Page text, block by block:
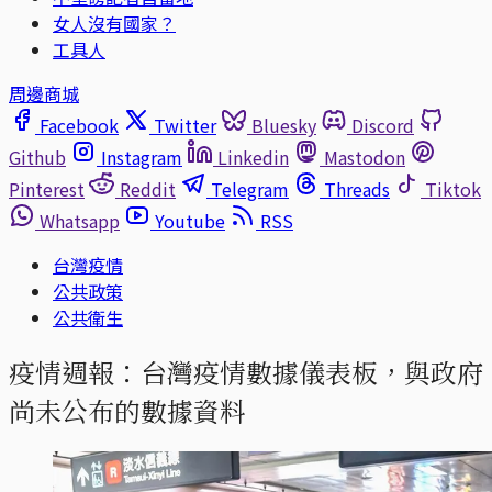
女人沒有國家？
工具人
周邊商城
Facebook
Twitter Bluesky
Discord
Github
Instagram Linkedin
Mastodon
Pinterest
Reddit Telegram Threads
Tiktok
Whatsapp
Youtube
RSS
台灣疫情
公共政策
公共衛生
疫情週報：台灣疫情數據儀表板，與政府
尚未公布的數據資料